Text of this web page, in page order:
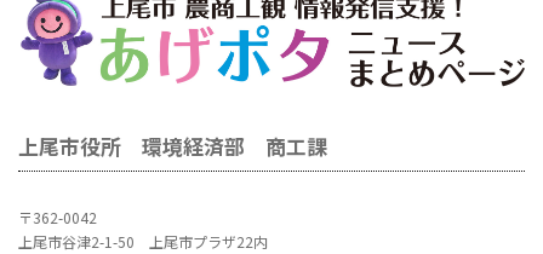
上尾市役所 環境経済部 商工課
〒362-0042
上尾市谷津2-1-50 上尾市プラザ22内